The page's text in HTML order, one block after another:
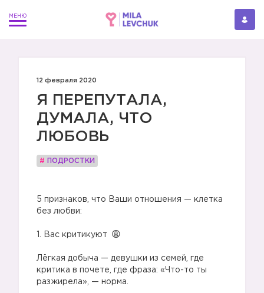
12 февраля 2020
Я ПЕРЕПУТАЛА,
ДУМАЛА, ЧТО
ЛЮБОВЬ
# ПОДРОСТКИ
5 признаков, что Ваши отношения — клетка
без любви:
1. Вас критикуют
Лёгкая добыча — девушки из семей, где
критика в почете, где фраза: «Что-то ты
разжирела», — норма.